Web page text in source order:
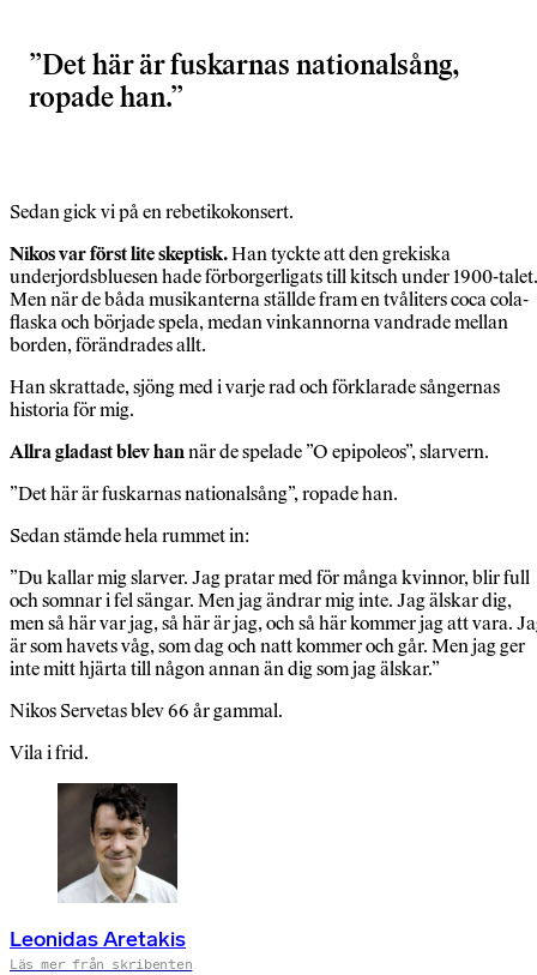
Det här är fuskarnas nationalsång,
ropade han.
Sedan gick vi på en rebetikokonsert.
Nikos var först lite skeptisk.Han tyckte att den grekiska
underjordsbluesen hade förborgerligats till kitsch under 1900-talet.
Men när de båda musikanterna ställde fram en tvåliters coca cola-
flaska och började spela, medan vinkannorna vandrade mellan
borden, förändrades allt.
Han skrattade, sjöng med i varje rad och förklarade sångernas
historia för mig.
Allra gladast blev hannär de spelade ”O epipoleos”, slarvern.
”Det här är fuskarnas nationalsång”, ropade han.
Sedan stämde hela rummet in:
”Du kallar mig slarver. Jag pratar med för många kvinnor, blir full
och somnar i fel sängar. Men jag ändrar mig inte. Jag älskar dig,
men så här var jag, så här är jag, och så här kommer jag att vara.
är som havets våg, som dag och natt kommer och går. Men jag ger
inte mitt hjärta till någon annan än dig som jag älskar.”
Nikos Servetas blev 66 år gammal.
Vila i frid.
Leonidas Aretakis
Läs mer från skribenten